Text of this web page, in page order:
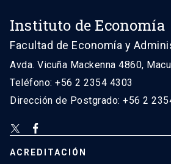
Instituto de Economía
Facultad de Economía y
Avda. Vicuña Mackenna 4860,
Teléfono: +56 2 2354 4303
Dirección de Postgrado: +56 2
ACREDITACIÓN